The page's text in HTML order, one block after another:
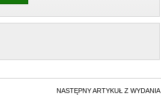
NASTĘPNY ARTYKUŁ Z WYDANIA